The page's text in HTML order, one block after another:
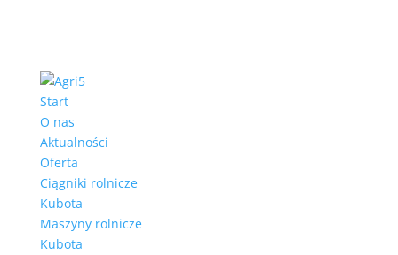
Start
O nas
Aktualności
Oferta
Ciągniki rolnicze
Kubota
Maszyny rolnicze
Kubota